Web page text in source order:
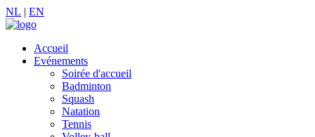
NL | EN
Accueil
Evénements
Soirée d'accueil
Badminton
Squash
Natation
Tennis